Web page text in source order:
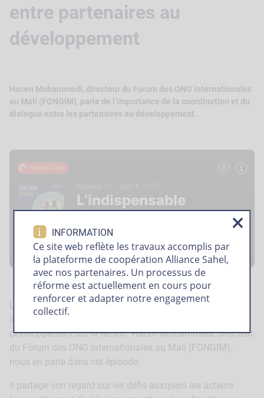
i INFORMATION
Ce site web reflète les travaux accomplis par
la plateforme de coopération Alliance Sahel,
avec nos partenaires. Un processus de
réforme est actuellement en cours pour
renforcer et adapter notre engagement
collectif.
entre partenaires au
développement
Hacen Mohammedi, directeur du Forum des ONG internationales
au Mali (FONGIM), parle de l’importance de la coordination et du
dialogue entre les partenaires au développement.
La coordination entre partenaires au développement est
importante pour renforcer l’impact des actions de
développement sur le terrain. Hacen Mohammedi, directeur
du Forum des ONG internationales au Mali (FONGIM),
nous en parle dans cet épisode.
Il partage son regard sur les défis auxquels les acteurs